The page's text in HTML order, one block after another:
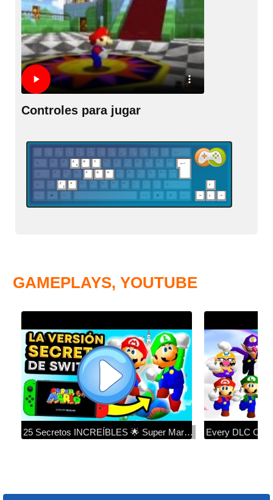
Controles para jugar
GAMEPLAYS, YOUTUBE
25 Secretos INCREÍBLES 🌟 Super Mario 64 (Curiosidades)